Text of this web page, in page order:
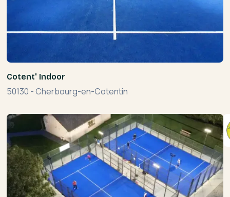
Cotent' Indoor
50130 -Cherbourg-en-Cotentin